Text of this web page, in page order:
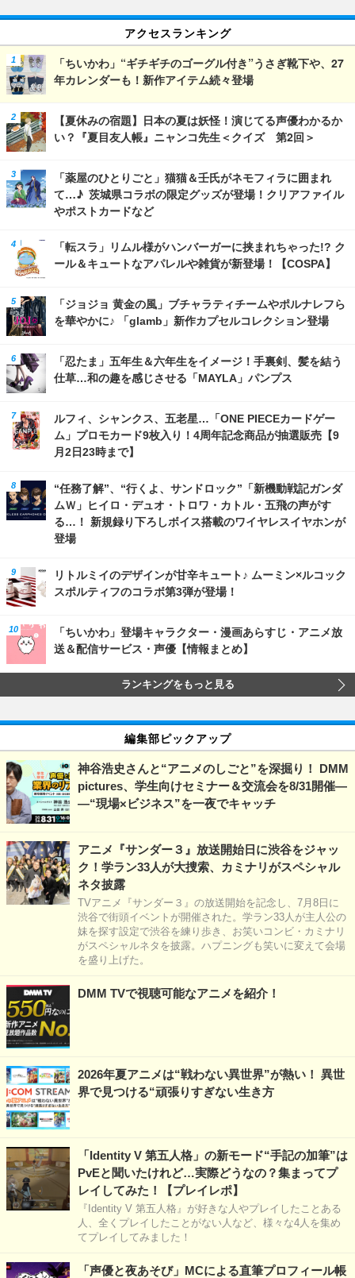
アクセスランキング
「ちいかわ」“ギチギチのゴーグル付き”うさぎ靴下や、27
年カレンダーも！新作アイテム続々登場
【夏休みの宿題】日本の夏は妖怪！演じてる声優わかるか
い？『夏目友人帳』ニャンコ先生＜クイズ 第2回＞
「薬屋のひとりごと」猫猫＆壬氏がネモフィラに囲まれ
て…♪ 茨城県コラボの限定グッズが登場！クリアファイル
やポストカードなど
「転スラ」リムル様がハンバーガーに挟まれちゃった!? ク
ール＆キュートなアパレルや雑貨が新登場！【COSPA】
「ジョジョ 黄金の風」ブチャラティチームやポルナレフら
を華やかに♪ 「glamb」新作カプセルコレクション登場
「忍たま」五年生＆六年生をイメージ！手裏剣、髪を結う
仕草…和の趣を感じさせる「MAYLA」パンプス
ルフィ、シャンクス、五老星…「ONE PIECEカードゲー
ム」プロモカード9枚入り！4周年記念商品が抽選販売【9
月2日23時まで】
“任務了解”、“行くよ、サンドロック”「新機動戦記ガンダ
ムＷ」ヒイロ・デュオ・トロワ・カトル・五飛の声がす
る…！ 新規録り下ろしボイス搭載のワイヤレスイヤホンが
登場
リトルミイのデザインが甘辛キュート♪ ムーミン×ルコック
スポルティフのコラボ第3弾が登場！
「ちいかわ」登場キャラクター・漫画あらすじ・アニメ放
送＆配信サービス・声優【情報まとめ】
ランキングをもっと見る
編集部ピックアップ
神谷浩史さんと“アニメのしごと”を深掘り！ DMM
pictures、学生向けセミナー＆交流会を8/31開催―
―“現場×ビジネス”を一夜でキャッチ
アニメ『サンダー３』放送開始日に渋谷をジャッ
ク！学ラン33人が大捜索、カミナリがスペシャル
ネタ披露
TVアニメ『サンダー３』の放送開始を記念し、7月8日に
渋谷で街頭イベントが開催された。学ラン33人が主人公の
妹を探す設定で渋谷を練り歩き、お笑いコンビ・カミナリ
がスペシャルネタを披露。ハプニングも笑いに変えて会場
を盛り上げた。
DMM TVで視聴可能なアニメを紹介！
2026年夏アニメは“戦わない異世界”が熱い！ 異世
界で見つける“頑張りすぎない生き方
「Identity V 第五人格」の新モード“手記の加筆”は
PvEと聞いたけれど…実際どうなの？集まってプ
レイしてみた！【プレイレポ】
『Identity V 第五人格』が好きな人やプレイしたことある
人、全くプレイしたことがない人など、様々な4人を集め
てプレイしてみました！
「声優と夜あそび」MCによる直筆プロフィール帳